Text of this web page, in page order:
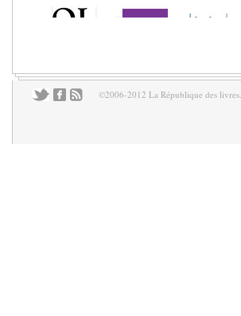
©2006-2012 La République des